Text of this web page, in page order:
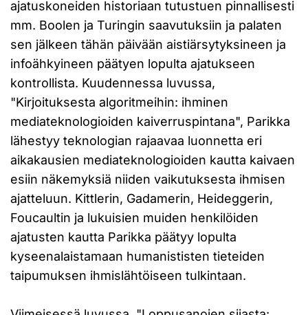
ajatuskoneiden historiaan tutustuen pinnallisesti
mm. Boolen ja Turingin saavutuksiin ja palaten
sen jälkeen tähän päivään aistiärsytyksineen ja
infoähkyineen päätyen lopulta ajatukseen
kontrollista. Kuudennessa luvussa,
"Kirjoituksesta algoritmeihin: ihminen
mediateknologioiden kaiverruspintana", Parikka
lähestyy teknologian rajaavaa luonnetta eri
aikakausien mediateknologioiden kautta kaivaen
esiin näkemyksiä niiden vaikutuksesta ihmisen
ajatteluun. Kittlerin, Gadamerin, Heideggerin,
Foucaultin ja lukuisien muiden henkilöiden
ajatusten kautta Parikka päätyy lopulta
kyseenalaistamaan humanististen tieteiden
taipumuksen ihmislähtöiseen tulkintaan.